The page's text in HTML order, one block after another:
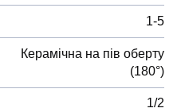
1-5
Керамічна на пів оберту
(180°)
1/2